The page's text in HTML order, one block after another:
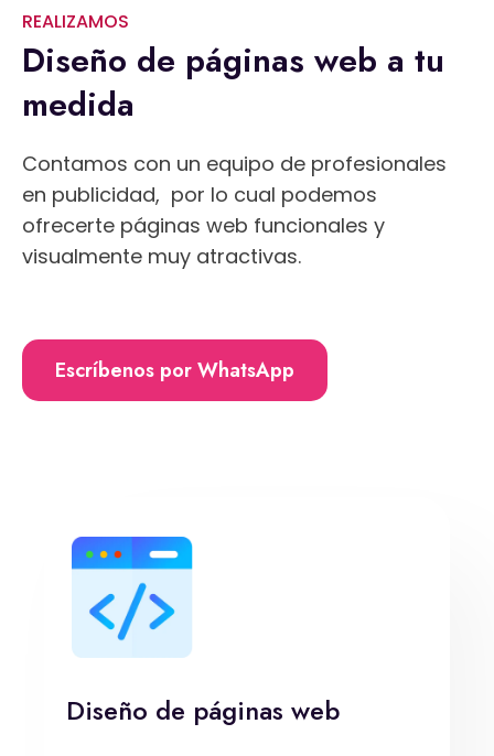
REALIZAMOS
Diseño de páginas web a tu
medida
Contamos con un equipo de profesionales
en publicidad, por lo cual podemos
ofrecerte páginas web funcionales y
visualmente muy atractivas.
Escríbenos por WhatsApp
Diseño de páginas web